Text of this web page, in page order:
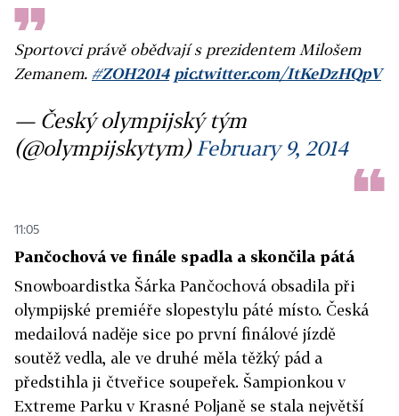
Sportovci právě obědvají s prezidentem Milošem
Zemanem. #ZOH2014 pic.twitter.com/ItKeDzHQpV
— Český olympijský tým
(@olympijskytym) February 9, 2014
11:05
Pančochová ve finále spadla a skončila pátá
Snowboardistka Šárka Pančochová obsadila při
olympijské premiéře slopestylu páté místo. Česká
medailová naděje sice po první finálové jízdě
soutěž vedla, ale ve druhé měla těžký pád a
předstihla ji čtveřice soupeřek. Šampionkou v
Extreme Parku v Krasné Poljaně se stala největší